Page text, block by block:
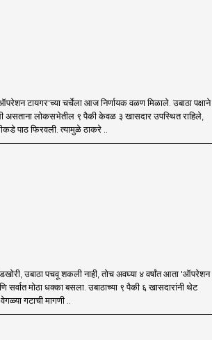
टायगर'च्या चर्चेला आज निर्णायक वळण मिळाले. उबाठा पक्षाने
असताना लोकसभेतील ९ पैकी केवळ ३ खासदार उपस्थित राहिले,
पाठ फिरवली. त्यामुळे ठाकरे ..
उबाठा पचवू शकली नाही, तोच अवघ्या ४ वर्षांत आता 'ऑपरेशन
सर्वात मोठा धक्का बसला. उबाठाच्या ९ पैकी ६ खासदारांनी थेट
गटाची मागणी ..